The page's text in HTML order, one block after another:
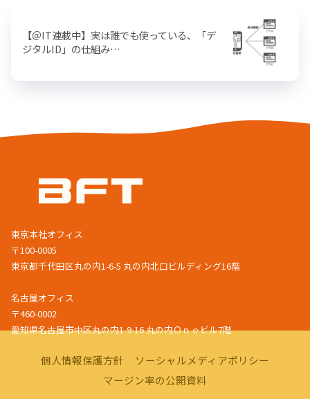
【＠IT連載中】実は誰でも使っている、「デ
ジタルID」の仕組み…
東京本社オフィス
〒100-0005
東京都千代田区丸の内1-6-5 丸の内北口ビルディング16階
名古屋オフィス
〒460-0002
愛知県名古屋市中区丸の内1-9-16 丸の内Ｏｎｅビル7階
個人情報保護方針
ソーシャルメディアポリシー
マージン率の公開資料